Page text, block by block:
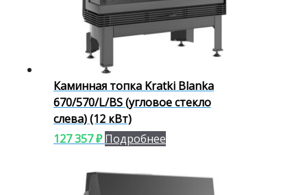
Каминная топка Kratki Blanka
670/570/L/BS (угловое стекло
слева) (12 кВт)
127 357₽ Подробнее